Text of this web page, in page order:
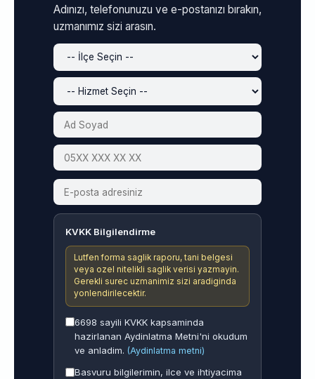
Adınızı, telefonunuzu ve e-postanızı bırakın,
uzmanımız sizi arasın.
KVKK Bilgilendirme
Lutfen forma saglik raporu, tani belgesi
veya ozel nitelikli saglik verisi yazmayin.
Gerekli surec uzmanimiz sizi aradiginda
yonlendirilecektir.
6698 sayili KVKK kapsaminda
hazirlanan Aydinlatma Metni'ni okudum
ve anladim. (Aydinlatma metni)
Basvuru bilgilerimin, ilce ve ihtiyacima